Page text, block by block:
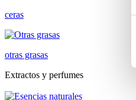
ceras
otras grasas
Extractos y perfumes